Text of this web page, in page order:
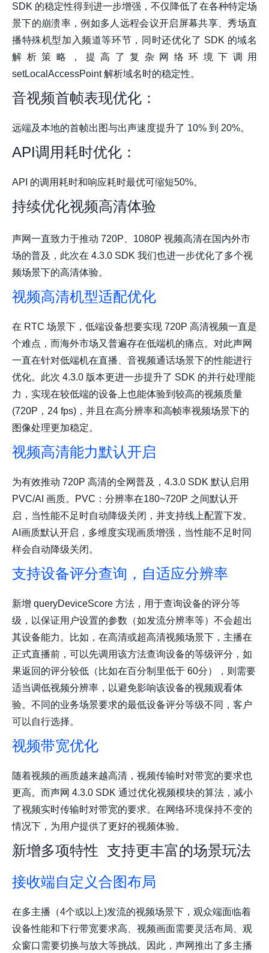
SDK 的稳定性得到进一步增强，不仅降低了在各种特定场
景下的崩溃率，例如多人远程会议开启屏幕共享、秀场直
播特殊机型加入频道等环节，同时还优化了 SDK 的域名
解析策略，提高了复杂网络环境下调用
setLocalAccessPoint 解析域名时的稳定性。
音视频首帧表现优化：
远端及本地的首帧出图与出声速度提升了 10% 到 20%。
API调用耗时优化：
API 的调用耗时和响应耗时最优可缩短50%。
持续优化视频高清体验
声网一直致力于推动 720P、1080P 视频高清在国内外市
场的普及，此次在 4.3.0 SDK 我们也进一步优化了多个视
频场景下的高清体验。
视频高清机型适配优化
在 RTC 场景下，低端设备想要实现 720P 高清视频一直是
个难点，而海外市场又普遍存在低端机的痛点。对此声网
一直在针对低端机在直播、音视频通话场景下的性能进行
优化。此次 4.3.0 版本更进一步提升了 SDK 的并行处理能
力，实现在较低端的设备上也能体验到较高的视频质量
(720P，24 fps)，并且在高分辨率和高帧率视频场景下的
图像处理更加稳定。
视频高清能力默认开启
为有效推动 720P 高清的全网普及，4.3.0 SDK 默认启用
PVC/AI 画质。PVC：分辨率在180~720P 之间默认开
启，当性能不足时自动降级关闭，并支持线上配置下发。
AI画质默认开启，多维度实现画质增强，当性能不足时同
样会自动降级关闭。
支持设备评分查询，自适应分辨率
新增 queryDeviceScore 方法，用于查询设备的评分等
级，以保证用户设置的参数（如发流分辨率等）不会超出
其设备能力。比如，在高清或超高清视频场景下，主播在
正式直播前，可以先调用该方法查询设备的等级评分，如
果返回的评分较低（比如在百分制里低于 60分），则需要
适当调低视频分辨率，以避免影响该设备的视频观看体
验。不同的业务场景要求的最低设备评分等级不同，客户
可以自行选择。
视频带宽优化
随着视频的画质越来越高清，视频传输时对带宽的要求也
更高。而声网 4.3.0 SDK 通过优化视频模块的算法，减小
了视频实时传输时对带宽的要求。在网络环境保持不变的
情况下，为用户提供了更好的视频体验。
新增多项特性 支持更丰富的场景玩法
接收端自定义合图布局
在多主播（4个或以上)发流的视频场景下，观众端面临着
设备性能和下行带宽要求高、视频画面需要灵活布局、观
众窗口需要切换与放大等挑战。因此，声网推出了多主播